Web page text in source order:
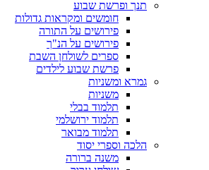
תנך ופרשת שבוע
חומשים ומקראות גדולות
פירושים על התורה
פירושים על הנ"ך
ספרים לשולחן השבת
פרשת שבוע לילדים
גמרא ומשניות
משניות
תלמוד בבלי
תלמוד ירושלמי
תלמוד מבואר
הלכה וספרי יסוד
משנה ברורה